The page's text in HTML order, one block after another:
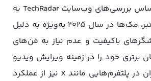
ساده می‌کنند. بر اساس بررسی‌های وب‌سایت TechRadar به
عنوان یک منبع معتبر، مک‌ها در سال ۲۰۲۵ به‌ویژه به دلیل
باکیفیت و عدم نیاز به فن‌های
برتری خود را در زمینه ویرایش ویدیو
حفظ کرده‌اند. کاربران در پلتفرم‌هایی مانند X نیز از عملکرد